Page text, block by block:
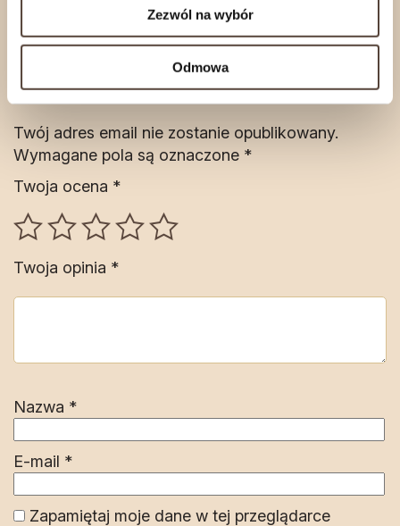
Zezwól na wybór
Odmowa
Na razie nie ma opinii o produkcie.
Napisz pierwszą opinię o „Ser krowi
Jersey ok. 200 g Hol-Ser”
Twój adres email nie zostanie opublikowany.
Wymagane pola są oznaczone *
Twoja ocena *
Twoja opinia *
Nazwa *
E-mail *
Zapamiętaj moje dane w tej przeglądarce